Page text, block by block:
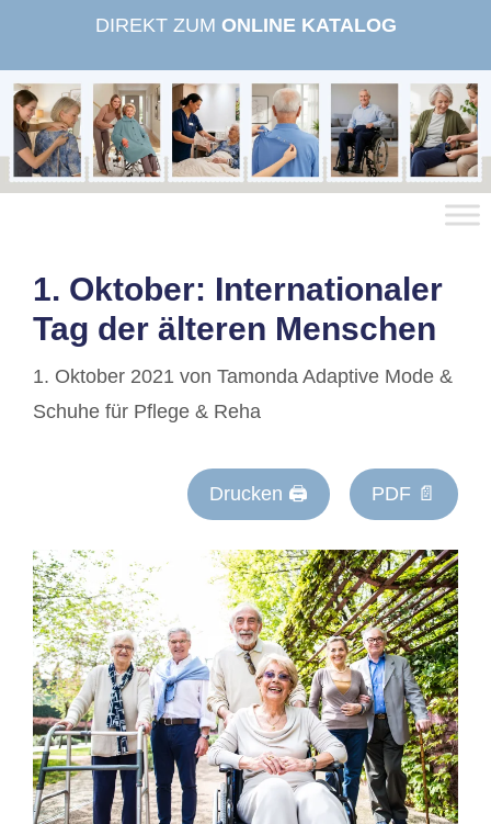
springen
DIREKT ZUM ONLINE KATALOG
1. Oktober: Internationaler
Tag der älteren Menschen
1. Oktober 2021 von Tamonda Adaptive Mode &
Schuhe für Pflege & Reha
Drucken 🖨 PDF 📄